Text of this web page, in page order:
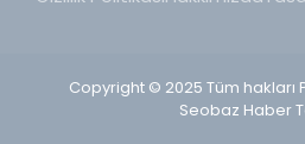
Copyright © 2025 Tüm hakları
Seobaz Haber